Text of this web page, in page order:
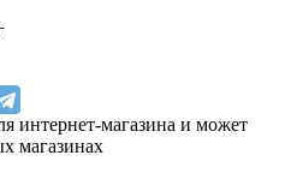
интернет-магазина и может
магазинах